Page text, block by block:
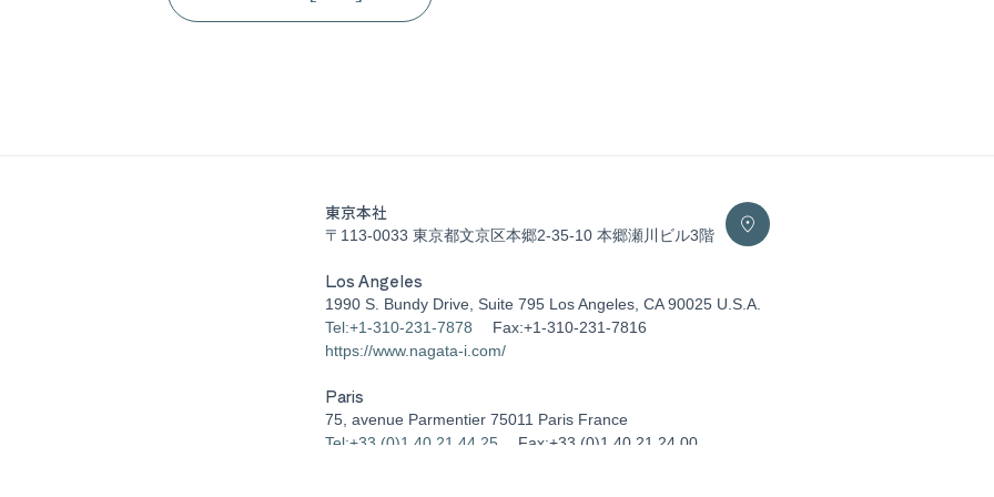
東京本社
〒113-0033 東京都文京区本郷2-35-10 本郷瀬川ビル3階
Los Angeles
1990 S. Bundy Drive, Suite 795 Los Angeles, CA 90025 U.S.A.
Tel:+1-310-231-7878
Fax:+1-310-231-7816
https://www.nagata-i.com/
Paris
75, avenue Parmentier 75011 Paris France
Tel:+33 (0)1 40 21 44 25
Fax:+33 (0)1 40 21 24 00